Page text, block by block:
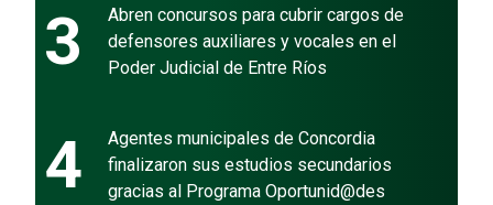
3
Abren concursos para cubrir cargos de
defensores auxiliares y vocales en el
Poder Judicial de Entre Ríos
4
Agentes municipales de Concordia
finalizaron sus estudios secundarios
gracias al Programa Oportunid@des